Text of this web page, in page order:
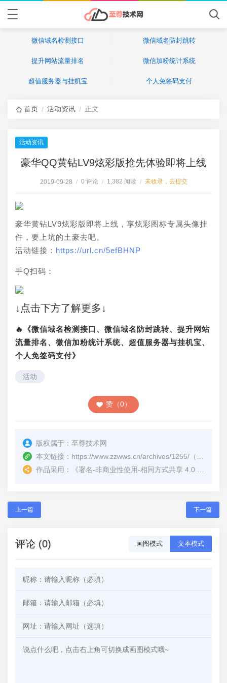
微信域名检测接口 微信域名防封跳转
提升网站流量排名 微信加粉统计系统
超值服务器与挂机宝 个人免签码支付
首页 / 活动资讯 / 正文
活动资讯
豪华QQ黄钻LV9炫彩版抢先体验即将上线
2019-09-28 / 0 评论 / 1,382 阅读 / 未收录，去提交
豪华黄钻LV9炫彩版即将上线，享炫彩图标专属头像挂
件，要上坑的土豪去吧。
活动链接： https://url.cn/5efBHNP
手Q扫码：
↓点击下方了解更多↓
🔥《微信域名检测接口、微信域名防封跳转、提升网站
流量排名、微信加粉统计系统、超值服务器与挂机宝、
个人免签码支付》
活动
赞（0）
版权属于： 至尊技术网
本文链接： https://www.zzwws.cn/archives/1255/ （转载时请注明本文出处及文章链接）
作品采用：
《署名-非商业性使用-相同方式共享 4.0 国际 (CC BY-NC-SA 4.0)
上一篇 下一篇
评论 (0) 画图模式 文本模式